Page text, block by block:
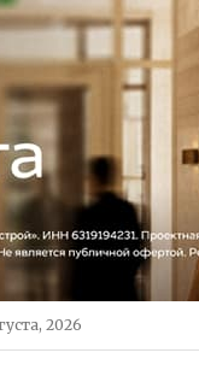
2026